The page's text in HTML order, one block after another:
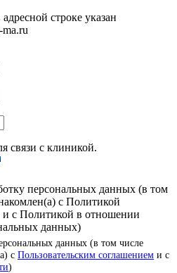
строке указан
связи с клиникой.
персональных данных (в том
с Политикой
и с Политикой в отношении
данных)
данных (в том числе
с Пользовательским соглашением и с
)